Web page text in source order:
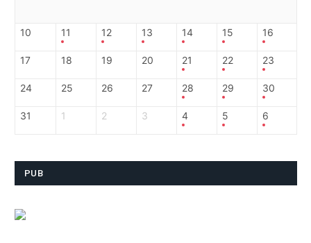
10 11 12 13 14 15 16
17 18 19 20 21 22 23
24 25 26 27 28 29 30
31 1 2 3 4 5 6
PUB